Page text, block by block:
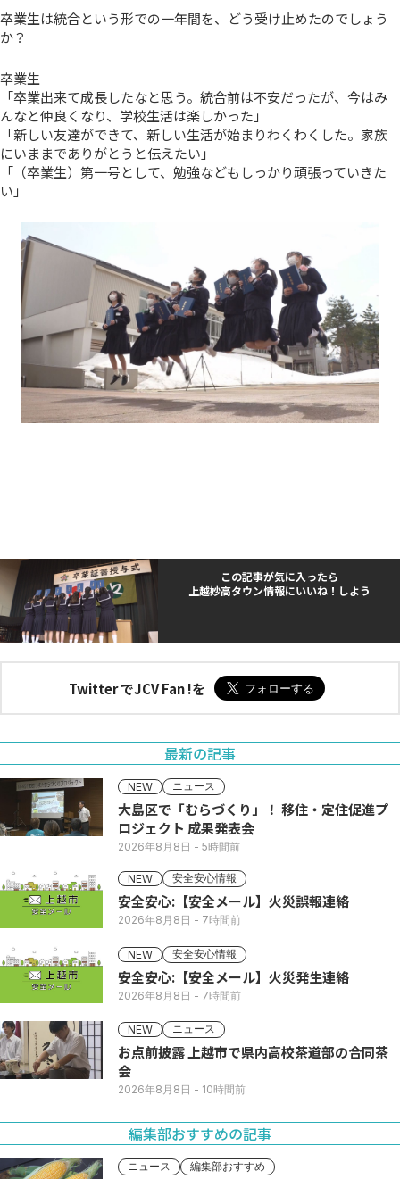
卒業生は統合という形での一年間を、どう受け止めたのでしょう
か？
卒業生
「卒業出来て成長したなと思う。統合前は不安だったが、今はみ
んなと仲良くなり、学校生活は楽しかった」
「新しい友達ができて、新しい生活が始まりわくわくした。家族
にいままでありがとうと伝えたい」
「（卒業生）第一号として、勉強などもしっかり頑張っていきた
い」
この記事が気に入ったら
上越妙高タウン情報にいいね！しよう
Twitter でJCV Fan !を
最新の記事
NEW ニュース
大島区で「むらづくり」！ 移住・定住促進プ
ロジェクト 成果発表会
2026年8月8日 - 5時間前
NEW 安全安心情報
安全安心:【安全メール】火災誤報連絡
2026年8月8日 - 7時間前
NEW 安全安心情報
安全安心:【安全メール】火災発生連絡
2026年8月8日 - 7時間前
NEW ニュース
お点前披露 上越市で県内高校茶道部の合同茶
会
2026年8月8日 - 10時間前
編集部おすすめの記事
ニュース 編集部おすすめ